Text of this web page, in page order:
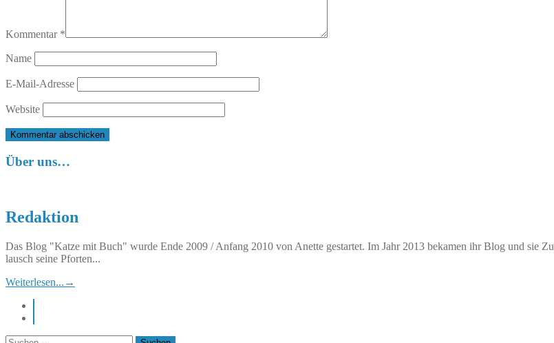
Kommentar *
Name
E-Mail-Adresse
Website
Über uns…
Redaktion
Das Blog "Katze mit Buch" wurde Ende 2009 / Anfang 2010 von Anette gestartet. Im Jahr 2013 bekamen ihr Blog und sie
lausch seine Pforten...
Weiterlesen... →